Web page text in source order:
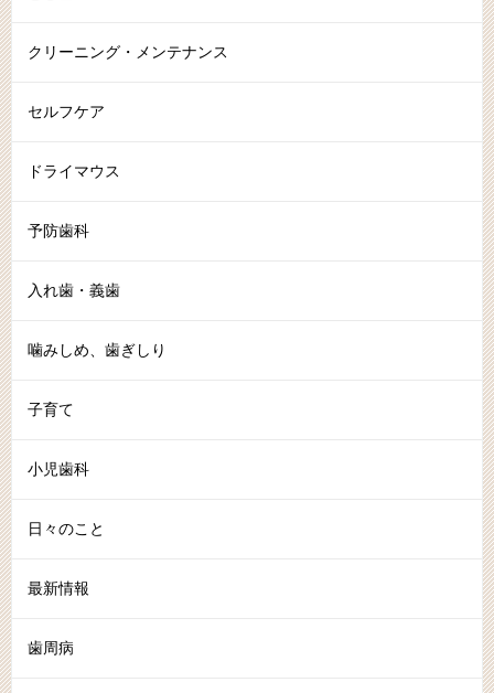
クリーニング・メンテナンス
セルフケア
ドライマウス
予防歯科
入れ歯・義歯
噛みしめ、歯ぎしり
子育て
小児歯科
日々のこと
最新情報
歯周病